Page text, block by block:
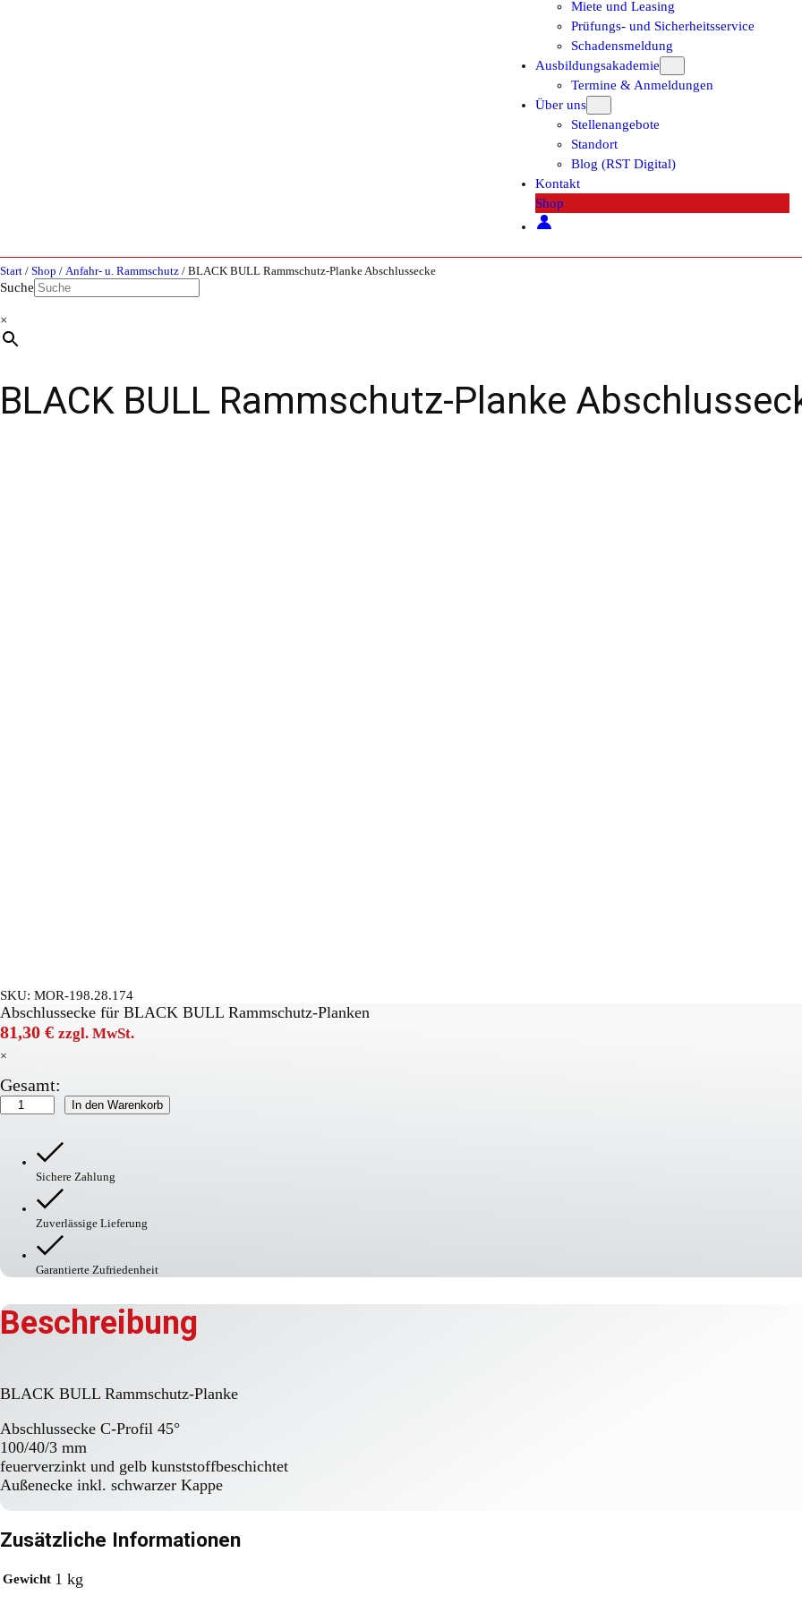
Miete und Leasing
Prüfungs- und Sicherheitsservice
Schadensmeldung
Ausbildungsakademie
Termine & Anmeldungen
Über uns
Stellenangebote
Standort
Blog (RST Digital)
Kontakt
Shop
Start / Shop / Anfahr- u. Rammschutz / BLACK BULL Rammschutz-Planke Abschlussecke
Suche
×
BLACK BULL Rammschutz-Planke
SKU: MOR-198.28.174
Abschlussecke für BLACK BULL Rammschutz-Planken
81,30 € zzgl. MwSt.
×
Gesamt:
BLACK
BULL
Abschlussecke
Menge
In den Warenkorb
Sichere Zahlung
Zuverlässige Lieferung
Garantierte Zufriedenheit
Beschreibung
BLACK BULL Rammschutz-Planke
Abschlussecke C-Profil 45°
100/40/3 mm
feuerverzinkt und gelb kunststoffbeschichtet
Außenecke inkl. schwarzer Kappe
Zusätzliche Informationen
Gewicht 1 kg